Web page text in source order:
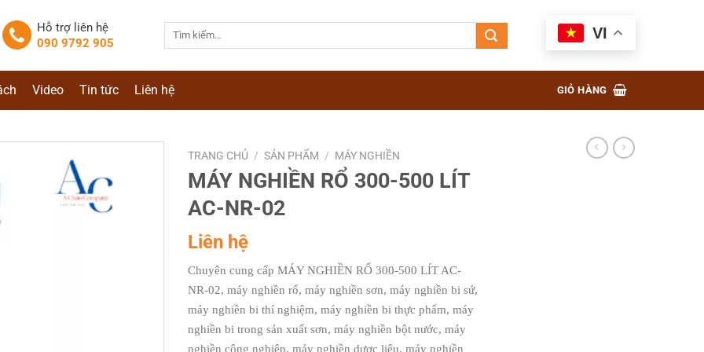
Hỗ trợ liên hệ
090 9792 905
VI
Video Tin tức Liên hệ GIỎ HÀNG
TRANG CHỦ / SẢN PHẨM / MÁY NGHIỀN
MÁY NGHIỀN RỔ 300-500 LÍT
AC-NR-02
Liên hệ
Chuyên cung cấp MÁY NGHIỀN RỔ 300-500 LÍT AC-
NR-02, máy nghiền rổ, máy nghiền sơn, máy nghiền bi sứ,
máy nghiền bi thí nghiệm, máy nghiền bi thực phẩm, máy
nghiền bi trong sản xuất sơn, máy nghiền bột nước, máy
nghiền công nghiệp, máy nghiền dược liệu, máy nghiền